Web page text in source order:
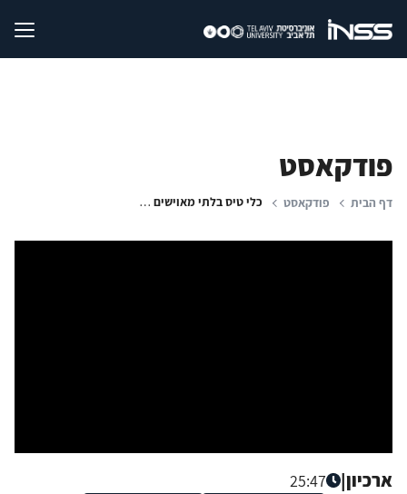
פודקאסט
דף הבית פודקאסט כלי טיס בלתי מאוישים בשירות צבאות וארגוני טרור
ארכיון|
25:47